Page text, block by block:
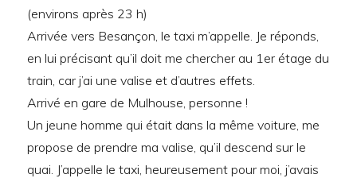
(environs après 23 h)
Arrivée vers Besançon, le taxi m’appelle. Je réponds,
en lui précisant qu’il doit me chercher au 1er étage du
train, car j’ai une valise et d’autres effets.
Arrivé en gare de Mulhouse, personne !
Un jeune homme qui était dans la même voiture, me
propose de prendre ma valise, qu’il descend sur le
quai. J’appelle le taxi, heureusement pour moi, j’avais